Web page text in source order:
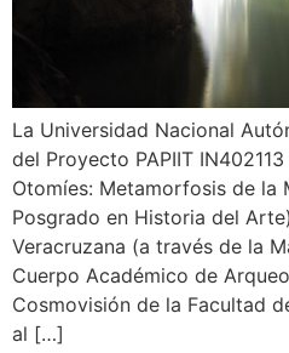
La Universidad Nacional
del Proyecto PAPIIT
Otomíes: Metamorfosis de la
Posgrado en Historia del
Veracruzana (a través de la
Cuerpo Académico de
Cosmovisión de la Facultad
al […]